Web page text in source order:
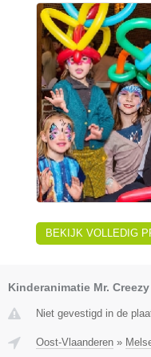
BEKIJK VOLLEDIG
Kinderanimatie Mr. Creezy
Niet gevestigd in de
Oost-Vlaanderen »